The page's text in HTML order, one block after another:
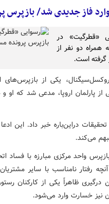
فاز جدیدی شد/ بازپرس
«قطرگیت» در
همراه دو نفر از
است.
یکی از بازپرس‌های
از پارلمان اروپا، مدعی شد که
دراین‌باره خبر داد. این
می‌کند.
واحد مرکزی مبارزه با فساد
رفتار نامناسب با سایر
ظاهراً یکی از کارکنان
نیز خسارت وارد می‌شود.